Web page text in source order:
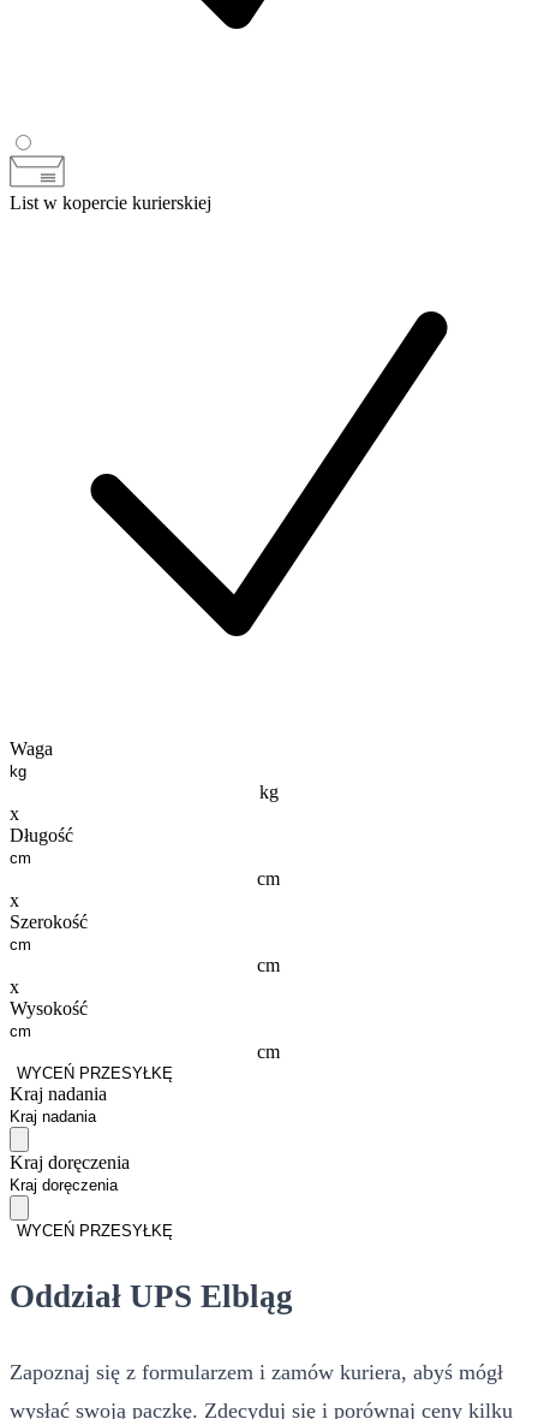
List w kopercie kurierskiej
Waga
kg
x
Długość
cm
x
Szerokość
cm
x
Wysokość
cm
WYCEŃ PRZESYŁKĘ
Kraj nadania
Kraj doręczenia
WYCEŃ PRZESYŁKĘ
Oddział UPS Elbląg
Zapoznaj się z formularzem i zamów kuriera, abyś mógł
wysłać swoją paczkę. Zdecyduj się i porównaj ceny kilku